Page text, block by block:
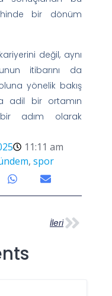
bir dönüm
değil, aynı
itibarını da
yönelik bakış
adil bir ortamın
adım olarak
11:11 am
, spor
İleri